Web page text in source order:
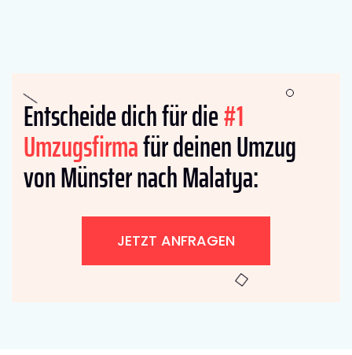
Entscheide dich für die#1
Umzugsfirmafür deinen Umzug
von Münster nach Malatya:
JETZT ANFRAGEN